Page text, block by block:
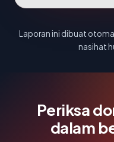
Laporan ini dibuat
nasihat
Periksa
dalam